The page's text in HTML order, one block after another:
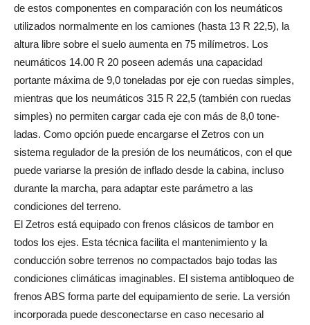
de estos componentes en comparación con los neumáticos
utilizados normalmente en los camiones (hasta 13 R 22,5), la
altura libre sobre el suelo aumenta en 75 milímetros. Los
neumáticos 14.00 R 20 poseen además una capacidad
portante máxima de 9,0 toneladas por eje con ruedas simples,
mientras que los neumáticos 315 R 22,5 (también con ruedas
simples) no permiten cargar cada eje con más de 8,0 tone­
ladas. Como opción puede encargarse el Zetros con un
sistema regulador de la presión de los neumáticos, con el que
puede variarse la presión de inflado desde la cabina, incluso
durante la marcha, para adaptar este parámetro a las
condiciones del terreno.
El Zetros está equipado con frenos clásicos de tambor en
todos los ejes. Esta técnica facilita el mantenimiento y la
conducción sobre terrenos no compactados bajo todas las
condiciones climáticas imaginables. El sistema antibloqueo de
frenos ABS forma parte del equipamiento de serie. La versión
incorporada puede desconectarse en caso necesario al